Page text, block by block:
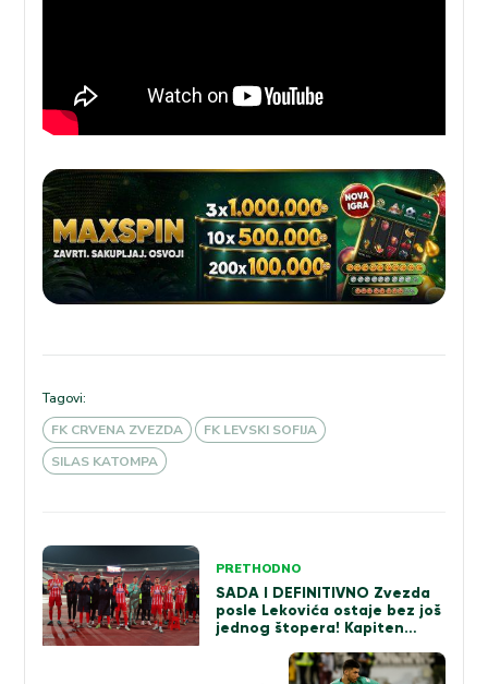
Tagovi:
FK CRVENA ZVEZDA
FK LEVSKI SOFIJA
SILAS KATOMPA
Kretanje
članka
PRETHODNO
SADA I DEFINITIVNO Zvezda
posle Lekovića ostaje bez još
jednog štopera! Kapiten…